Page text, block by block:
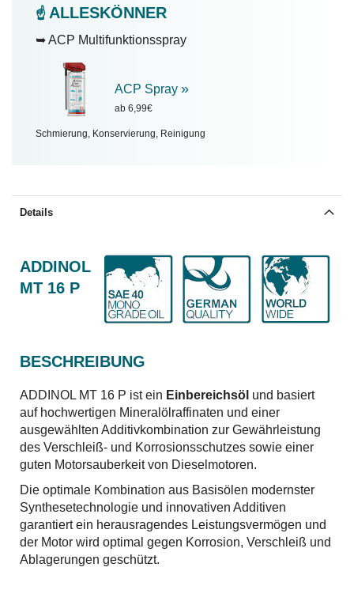
☝️ ALLESKÖNNER
➥ ACP Multifunktionsspray
ACP Spray »
ab 6,99€
Schmierung, Konservierung, Reinigung
Details
ADDINOL
MT 16 P
BESCHREIBUNG
ADDINOL MT 16 P ist ein Einbereichsöl und basiert
auf hochwertigen Mineralölraffinaten und einer
ausgewählten Additivkombination zur Gewährleistung
des Verschleiß- und Korrosionsschutzes sowie einer
guten Motorsauberkeit von Dieselmotoren.
Die optimale Kombination aus Basisölen modernster
Synthesetechnologie und innovativen Additiven
garantiert ein herausragendes Leistungsvermögen und
der Motor wird optimal gegen Korrosion, Verschleiß und
Ablagerungen geschützt.